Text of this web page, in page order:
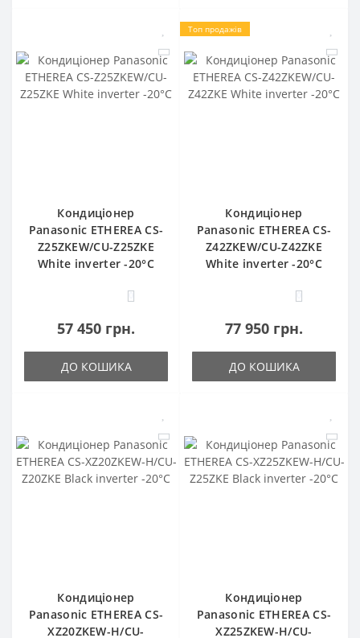
Кондиціонер
Panasonic ETHEREA CS-
Z25ZKEW/CU-Z25ZKE
White inverter -20°C
0
57 450 грн.
ДО КОШИКА
Топ продажів
Кондиціонер
Panasonic ETHEREA CS-
Z42ZKEW/CU-Z42ZKE
White inverter -20°C
0
77 950 грн.
ДО КОШИКА
Кондиціонер
Panasonic ETHEREA CS-
XZ20ZKEW-H/CU-
Кондиціонер
Panasonic ETHEREA CS-
XZ25ZKEW-H/CU-